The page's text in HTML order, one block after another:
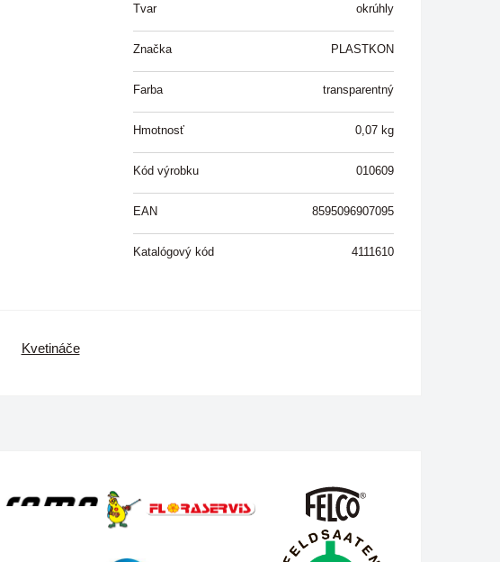
Tvar okrúhly
Značka PLASTKON
Farba transparentný
Hmotnosť 0,07 kg
Kód výrobku 010609
EAN 8595096907095
Katalógový kód 4111610
Kvetináče